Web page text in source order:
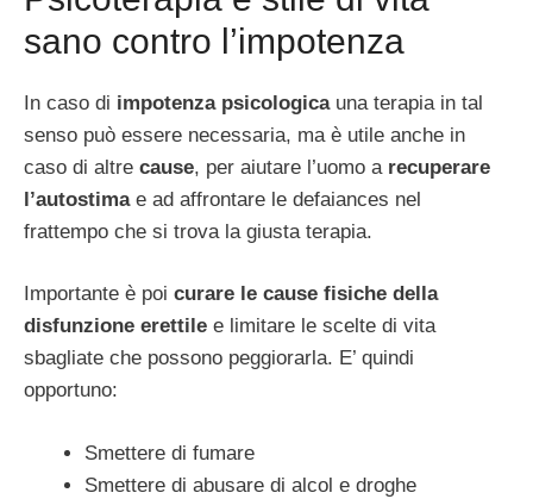
sano contro l’impotenza
In caso di impotenza psicologicauna terapia in tal
senso può essere necessaria, ma è utile anche in
caso di altre cause, per aiutare l’uomo a recuperare
l’autostimae ad affrontare le defaiances nel
frattempo che si trova la giusta terapia.
Importante è poi curare le cause fisiche della
disfunzione erettile e limitare le scelte di vita
sbagliate che possono peggiorarla. E’ quindi
opportuno:
Smettere di fumare
Smettere di abusare di alcol e droghe